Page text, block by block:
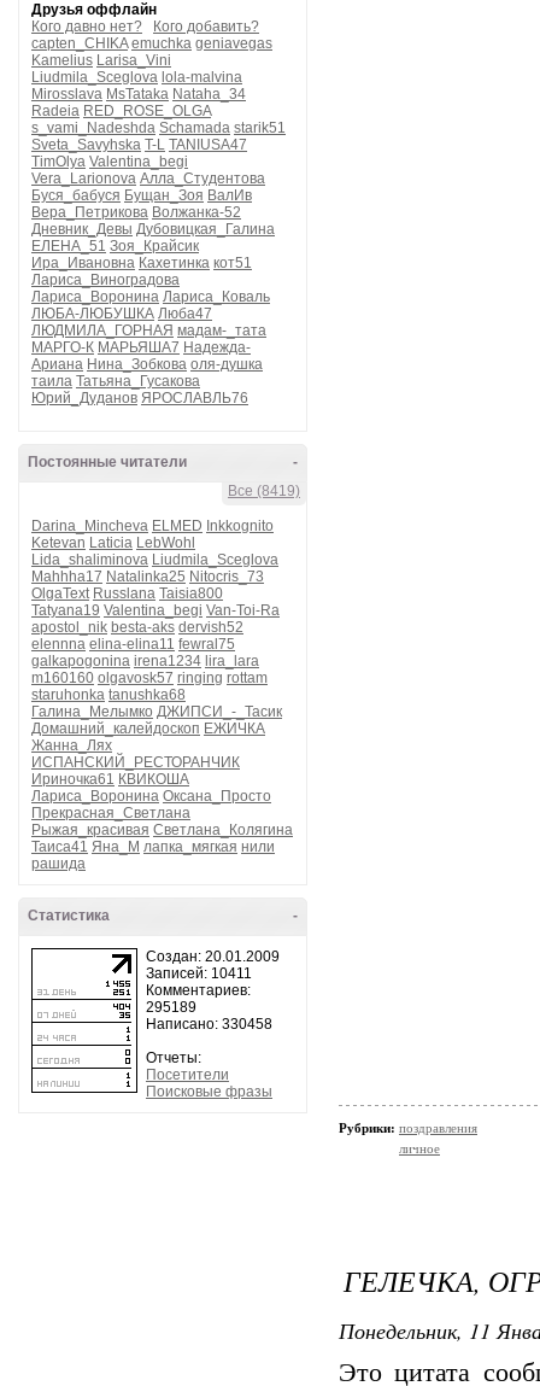
Друзья оффлайн
Кого давно нет?
Кого добавить?
capten_CHIKA emuchka geniavegas
Kamelius Larisa_Vini
Liudmila_Sceglova lola-malvina
Mirosslava MsTataka Nataha_34
Radeia RED_ROSE_OLGA
s_vami_Nadeshda Schamada starik51
Sveta_Savyhska T-L TANIUSA47
TimOlya Valentina_begi
Vera_Larionova Алла_Студентова
Буся_бабуся Бущан_Зоя ВалИв
Вера_Петрикова Волжанка-52
Дневник_Девы Дубовицкая_Галина
ЕЛЕНА_51 Зоя_Крайсик
Ира_Ивановна Кахетинка кот51
Лариса_Виноградова
Лариса_Воронина Лариса_Коваль
ЛЮБА-ЛЮБУШКА Люба47
ЛЮДМИЛА_ГОРНАЯ мадам-_тата
МАРГО-К МАРЬЯША7 Надежда-
Ариана Нина_Зобкова оля-душка
таила Татьяна_Гусакова
Юрий_Дуданов ЯРОСЛАВЛЬ76
-
Постоянные читатели
Все (8419)
Darina_Mincheva ELMED Inkkognito
Ketevan Laticia LebWohl
Lida_shaliminova Liudmila_Sceglova
Mahhha17 Natalinka25 Nitocris_73
OlgaText Russlana Taisia800
Tatyana19 Valentina_begi Van-Toi-Ra
apostol_nik besta-aks dervish52
elennna elina-elina11 fewral75
galkapogonina irena1234 lira_lara
m160160 olgavosk57 ringing rottam
staruhonka tanushka68
Галина_Мелымко ДЖИПСИ_-_Тасик
Домашний_калейдоскоп ЕЖИЧКА
Жанна_Лях
ИСПАНСКИЙ_РЕСТОРАНЧИК
Ириночка61 КВИКОША
Лариса_Воронина Оксана_Просто
Прекрасная_Светлана
Рыжая_красивая Светлана_Колягина
Таиса41 Яна_М лапка_мягкая нили
рашида
-
Статистика
Создан: 20.01.2009
Записей: 10411
Комментариев:
295189
Написано: 330458
Отчеты:
Посетители
Поисковые фразы
Рубрики: поздравления
личное
ГЕЛЕЧКА,
Понедельник, 11
Это цитата